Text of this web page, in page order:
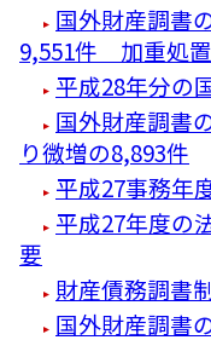
国外財産調書
9,551件 加重処
平成28年分の
国外財産調書
り微増の8,893件
平成27事務年
平成27年度の
要
財産債務調書
国外財産調書